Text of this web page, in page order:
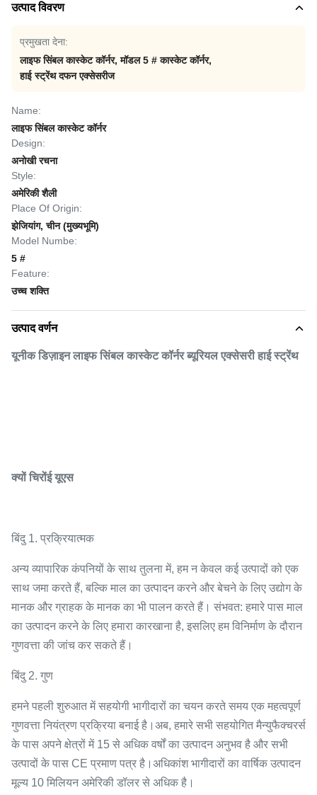
उत्पाद विवरण
प्रमुखता देना:
लाइफ सिंबल कास्केट कॉर्नर,मॉडल 5 # कास्केट कॉर्नर,
हाई स्ट्रेंथ दफन एक्सेसरीज
Name:
लाइफ सिंबल कास्केट कॉर्नर
Design:
अनोखी रचना
Style:
अमेरिकी शैली
Place Of Origin:
झेजियांग, चीन (मुख्यभूमि)
Model Numbe:
5 #
Feature:
उच्च शक्ति
उत्पाद वर्णन
यूनीक डिज़ाइन लाइफ सिंबल कास्केट कॉर्नर ब्यूरियल एक्सेसरी हाई स्ट्रेंथ
क्यों चिरोंई यूएस
बिंदु 1. प्रक्रियात्मक
अन्य व्यापारिक कंपनियों के साथ तुलना में, हम न केवल कई उत्पादों को एक
साथ जमा करते हैं, बल्कि माल का उत्पादन करने और बेचने के लिए उद्योग के
मानक और ग्राहक के मानक का भी पालन करते हैं। संभवत: हमारे पास माल
का उत्पादन करने के लिए हमारा कारखाना है, इसलिए हम विनिर्माण के दौरान
गुणवत्ता की जांच कर सकते हैं।
बिंदु 2. गुण
हमने पहली शुरुआत में सहयोगी भागीदारों का चयन करते समय एक महत्वपूर्ण
गुणवत्ता नियंत्रण प्रक्रिया बनाई है।अब, हमारे सभी सहयोगित मैन्युफैक्चरर्स
के पास अपने क्षेत्रों में 15 से अधिक वर्षों का उत्पादन अनुभव है और सभी
उत्पादों के पास CE प्रमाण पत्र है।अधिकांश भागीदारों का वार्षिक उत्पादन
मूल्य 10 मिलियन अमेरिकी डॉलर से अधिक है।